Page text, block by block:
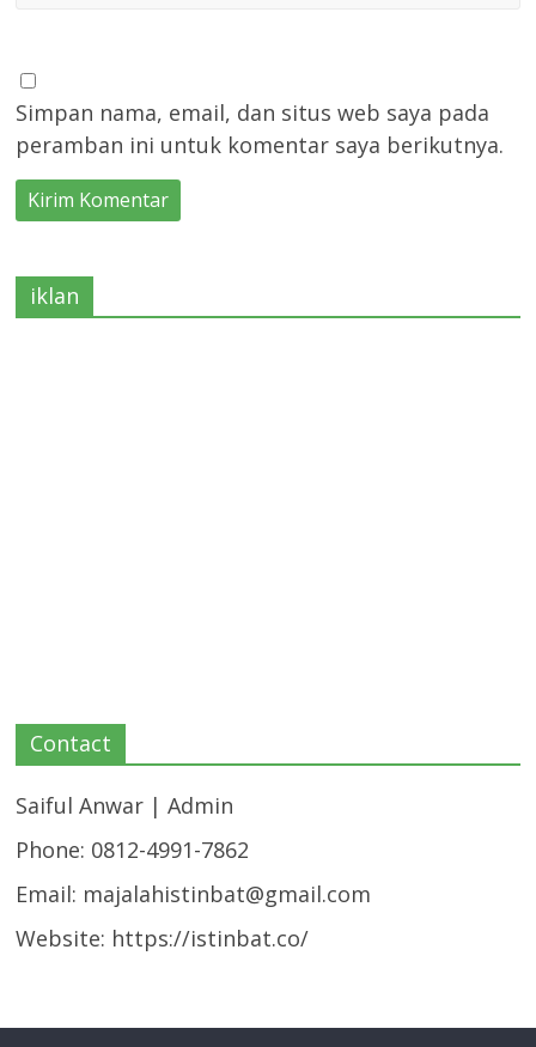
Simpan nama, email, dan situs web saya pada
peramban ini untuk komentar saya berikutnya.
iklan
Contact
Saiful Anwar | Admin
Phone: 0812-4991-7862
Email: majalahistinbat@gmail.com
Website: https://istinbat.co/